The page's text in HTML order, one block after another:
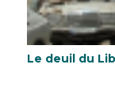
Le deuil du